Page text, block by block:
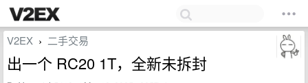
V2EX › 二手交易
出一个 RC20 1T，全新未拆封